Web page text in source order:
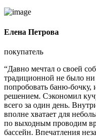
Елена Петрова
покупатель
“Давно мечтал о своей
традиционной не было
попробовать баню-бочку,
решением. Сэкономил
всего за один день.
вполне хватает для
по выходным проводим
бассейн. Впечатления